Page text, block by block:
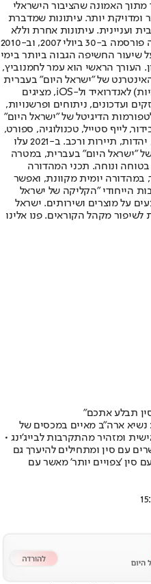
האמונה שהציבור הישראלי
ומדויקת יותר. עיתונות שמדברת
ועניינית. עיתונות אחרת וללא
תשלום. המהדורה המודפסת הראשונה פורסמה ב-30 ביולי 2007, וב-2010
שיעור החשיפה הגבוה ביותר בימי
העורך הראשי הוא עמר לחמנוביץ,
של "ישראל היום" בעברית
ובאנגלית, כמו כן היישומונים (אפליקציות) לאנדרואיד ול-iOS, מציגים
ועדכונים, ניתוחים ופרשנויות,
הדיגיטל של "ישראל היום"
לייף סטייל, טכנולוגיה, ספורט,
כלכלה וצרכנות, בריאות, חיילים, אוכל, יהדות, תיירות ורכב. ב-2021 עלו
"ישראל היום" בעברית, במטרה
ונוחה. תכני המהדורה
במהדורה יומית מקוונת, ואפשר
הייחודי "הקליקה של ישראל
על מוצרים ושירותים. ישראל
מקהל הקוראים. פנו אלינו
תבלע אתכם"
נשיא ארה"ב מאיים במכסים של
ומזהיר מהתקרבות לבייג'ינג •
עם סין ומתחילים להיערך גם
סין 'צפויים יותר' מאשר עם